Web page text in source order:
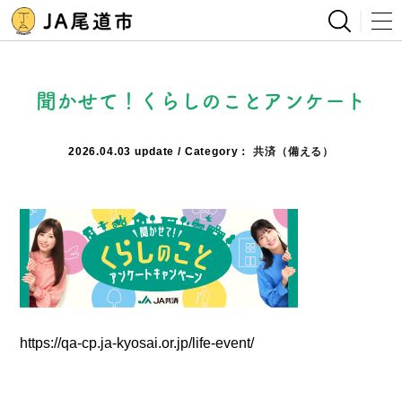
聞かせて！くらしのことアンケート
2026.04.03 共済（備える）
https://qa-cp.ja-kyosai.or.jp/life-event/